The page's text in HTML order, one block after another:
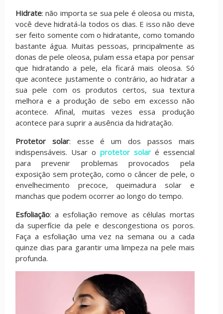
Hidrate: não importa se sua pele é oleosa ou mista,
você deve hidratá-la todos os dias. E isso não deve
ser feito somente com o hidratante, como tomando
bastante água. Muitas pessoas, principalmente as
donas de pele oleosa, pulam essa etapa por pensar
que hidratando a pele, ela ficará mais oleosa. Só
que acontece justamente o contrário, ao hidratar a
sua pele com os produtos certos, sua textura
melhora e a produção de sebo em excesso não
acontece. Afinal, muitas vezes essa produção
acontece para suprir a ausência da hidratação.
Protetor solar: esse é um dos passos mais
indispensáveis. Usar o protetor solaré essencial
para prevenir problemas provocados pela
exposição sem proteção, como o câncer de pele, o
envelhecimento precoce, queimadura solar e
manchas que podem ocorrer ao longo do tempo.
Esfoliação: a esfoliação remove as células mortas
da superfície da pele e descongestiona os poros.
Faça a esfoliação uma vez na semana ou a cada
quinze dias para garantir uma limpeza na pele mais
profunda.